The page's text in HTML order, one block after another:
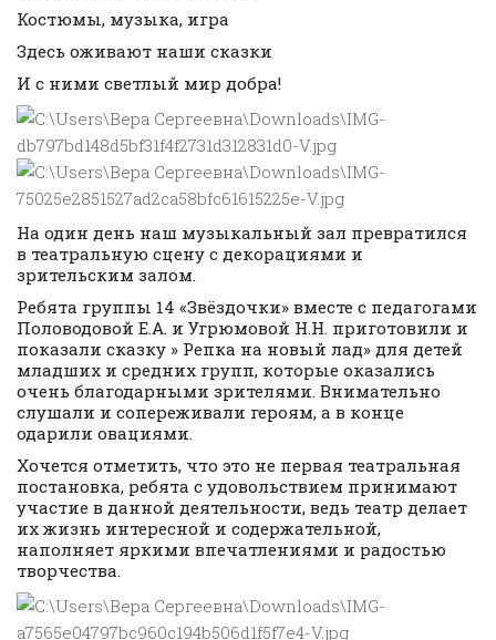
Костюмы, музыка, игра
Здесь оживают наши сказки
И с ними светлый мир добра!
На один день наш музыкальный зал превратился
в театральную сцену с декорациями и
зрительским залом.
Ребята группы 14 «Звёздочки» вместе с педагогами
Половодовой Е.А. и Угрюмовой Н.Н. приготовили и
показали сказку » Репка на новый лад» для детей
младших и средних групп, которые оказались
очень благодарными зрителями. Внимательно
слушали и сопереживали героям, а в конце
одарили овациями.
Хочется отметить, что это не первая театральная
постановка, ребята с удовольствием принимают
участие в данной деятельности, ведь театр делает
их жизнь интересной и содержательной,
наполняет яркими впечатлениями и радостью
творчества.